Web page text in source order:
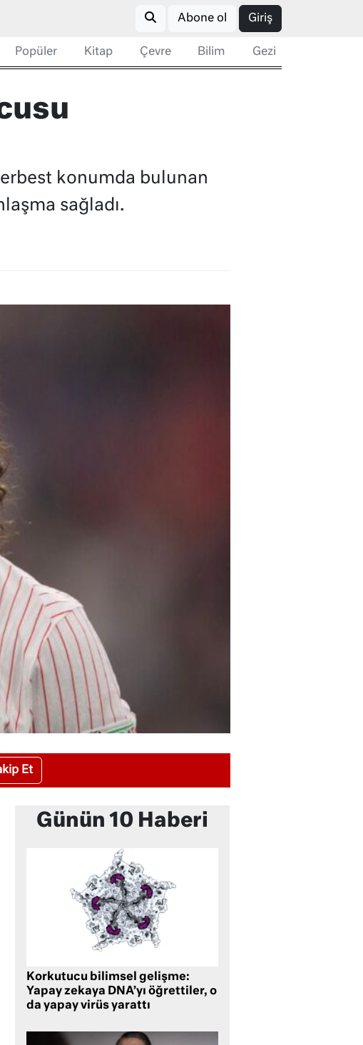
Abone ol Giriş
Popüler Kitap Çevre Bilim Gezi
konumda bulunan
sağladı.
Et
Günün 10 Haberi
Korkutucu bilimsel gelişme:
Yapay zekaya DNA’yı öğrettiler, o
da yapay virüs yarattı